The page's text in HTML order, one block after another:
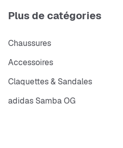
Plus de catégories
Chaussures
Accessoires
Claquettes & Sandales
adidas Samba OG